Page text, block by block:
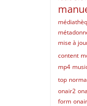
mise à
content
mp4
top
onair2
form